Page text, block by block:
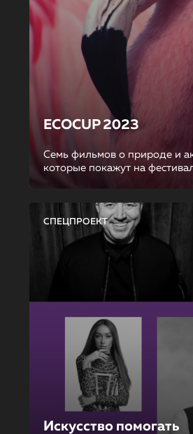
ECOCUP 2023
Семь фильмов о природе и
которые покажут на
СПЕЦПРОЕКТ
Искусство помогать